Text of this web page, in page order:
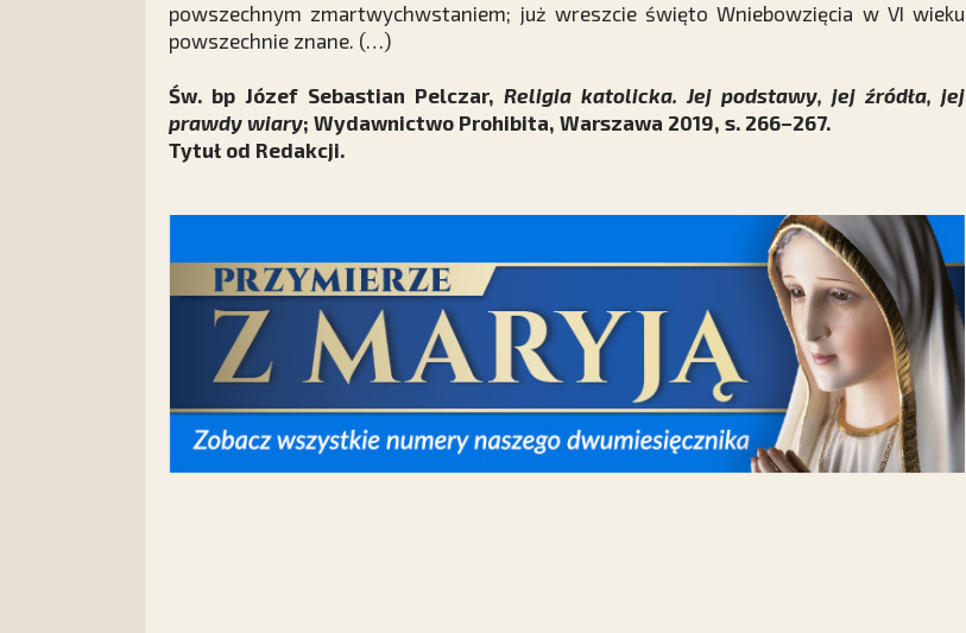
powszechnym zmartwychwstaniem; już wreszcie święto Wniebowzięcia w VI wieku
powszechnie znane. (…)
Św. bp Józef Sebastian Pelczar, Religia katolicka. Jej podstawy, jej źródła, jej
prawdy wiary; Wydawnictwo Prohibita, Warszawa 2019, s. 266–267.
Tytuł od Redakcji.